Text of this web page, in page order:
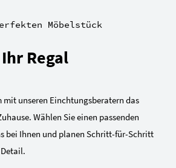
Möbelstück
Regal
mit unseren Einchtungsberatern das
Wählen Sie einen passenden
bei Ihnen und planen Schritt-für-Schritt